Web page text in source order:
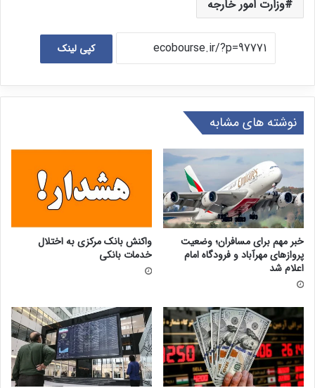
وزارت امور خارجه
کپی لینک
نوشته های مشابه
خبر مهم برای مسافران؛ وضعیت
پروازهای مهرآباد و فرودگاه امام
اعلام شد
واکنش بانک مرکزی به اختلال
خدمات بانکی